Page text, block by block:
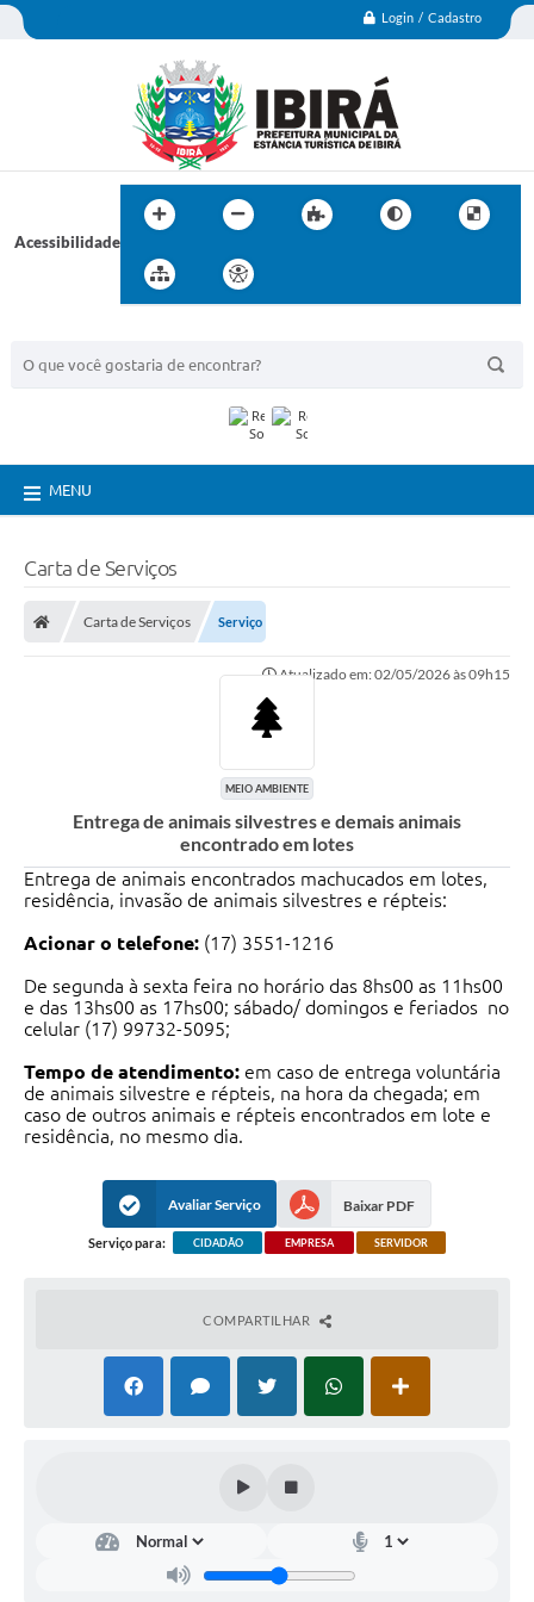
Login / Cadastro
Acessibilidade
MENU
Carta de Serviços
Carta de Serviços Serviço
Atualizado em: 02/05/2026 às 09h15
MEIO AMBIENTE
Entrega de animais silvestres e demais animais
encontrado em lotes
Entrega de animais encontrados machucados em lotes,
residência, invasão de animais silvestres e répteis:
Acionar o telefone: (17) 3551-1216
De segunda à sexta feira no horário das 8hs00 as 11hs00
e das 13hs00 as 17hs00; sábado/ domingos e feriados no
celular (17) 99732-5095;
Tempo de atendimento: em caso de entrega voluntária
de animais silvestre e répteis, na hora da chegada; em
caso de outros animais e répteis encontrados em lote e
residência, no mesmo dia.
Avaliar Serviço Baixar PDF
Serviço para: CIDADÃO EMPRESA SERVIDOR
COMPARTILHAR